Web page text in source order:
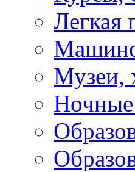
Легкая
Музеи,